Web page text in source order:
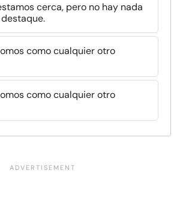
cerca, pero no hay nada
como cualquier otro
como cualquier otro